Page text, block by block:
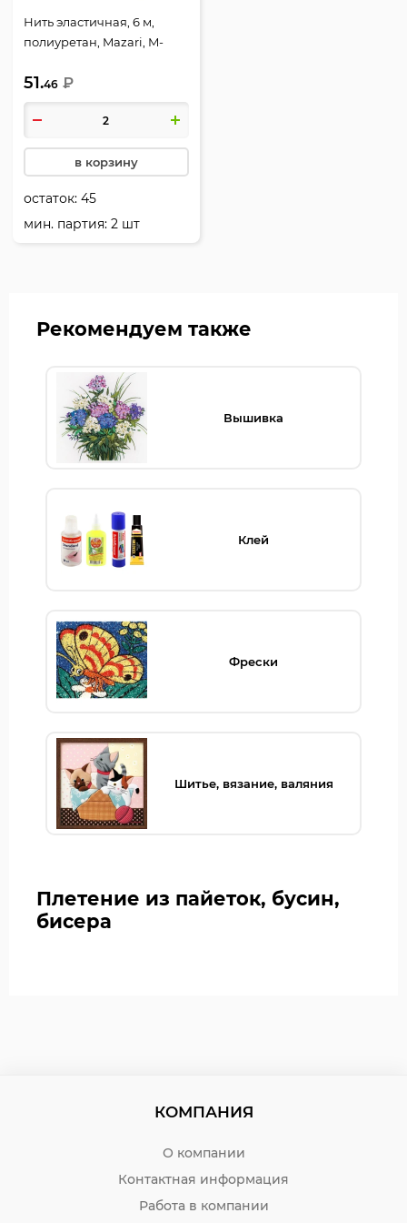
Плетение из пайеток, бусин,
бисера
Нить эластичная, 6 м,
полиуретан, Mazari, M-
51.46 ₽
в корзину
остаток:45
мин. партия: 2 шт
Рекомендуем также
Вышивка
Клей
Фрески
Шитье, вязание, валяния
КОМПАНИЯ
О компании
Контактная информация
Работа в компании